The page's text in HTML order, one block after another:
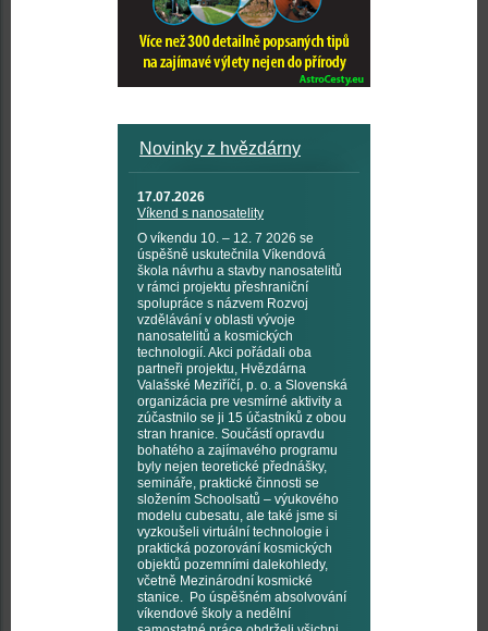
Novinky z hvězdárny
17.07.2026
Víkend s nanosatelity
O víkendu 10. – 12. 7 2026 se
úspěšně uskutečnila Víkendová
škola návrhu a stavby nanosatelitů
v rámci projektu přeshraniční
spolupráce s názvem Rozvoj
vzdělávání v oblasti vývoje
nanosatelitů a kosmických
technologií. Akci pořádali oba
partneři projektu, Hvězdárna
Valašské Meziříčí, p. o. a Slovenská
organizácia pre vesmírné aktivity a
zúčastnilo se ji 15 účastníků z obou
stran hranice. Součástí opravdu
bohatého a zajímavého programu
byly nejen teoretické přednášky,
semináře, praktické činnosti se
složením Schoolsatů – výukového
modelu cubesatu, ale také jsme si
vyzkoušeli virtuální technologie i
praktická pozorování kosmických
objektů pozemními dalekohledy,
včetně Mezinárodní kosmické
stanice. Po úspěšném absolvování
víkendové školy a nedělní